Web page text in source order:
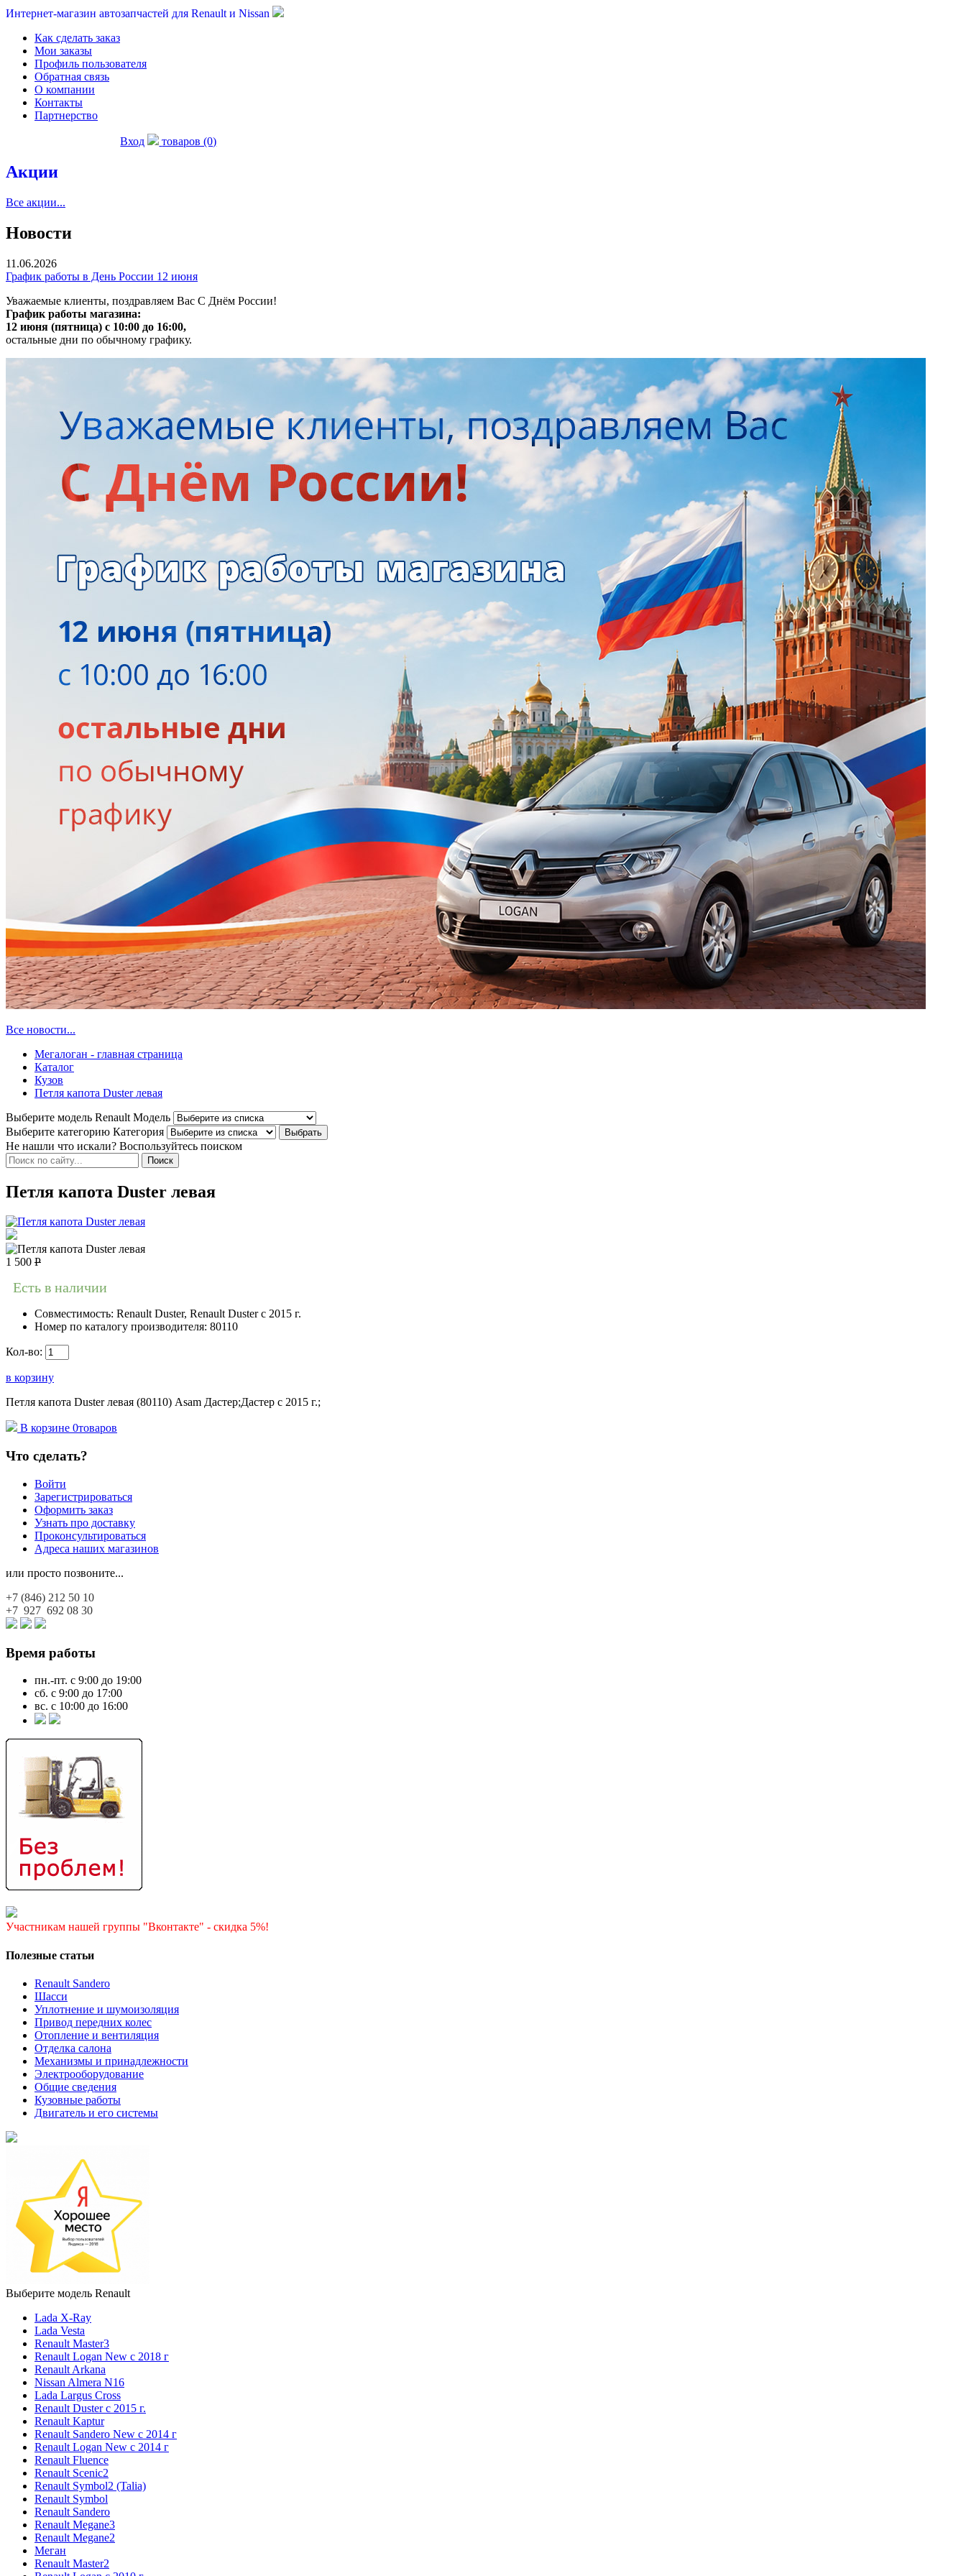
Интернет-магазин автозапчастей для Renault и Nissan
Как сделать заказ
Мои заказы
Профиль пользователя
Обратная связь
О компании
Контакты
Партнерство
Вход товаров (0)
Акции
Все акции...
Новости
11.06.2026
График работы в День России 12 июня
Уважаемые клиенты, поздравляем Вас С Днём России!
График работы магазина:
12 июня (пятница) с 10:00 до 16:00,
остальные дни по обычному графику.
Все новости...
Мегалоган - главная страница
Каталог
Кузов
Петля капота Duster левая
Выберите модель Renault Модель
Выберите категорию Категория
Не нашли что искали? Воспользуйтесь поиском
Петля капота Duster левая
1 500 Р
Есть в наличии
Совместимость: Renault Duster, Renault Duster с 2015 г.
Номер по каталогу производителя: 80110
Кол-во:
в корзину
Петля капота Duster левая (80110) Asam Дастер;Дастер с 2015 г.;
В корзине 0товаров
Что сделать?
Войти
Зарегистрироваться
Оформить заказ
Узнать про доставку
Проконсультироваться
Адреса наших магазинов
или просто позвоните...
+7 (846) 212 50 10
+7 927 692 08 30
Время работы
пн.-пт. с 9:00 до 19:00
сб. с 9:00 до 17:00
вс. с 10:00 до 16:00
Участникам нашей группы "Вконтакте" - скидка 5%!
Полезные статьи
Renault Sandero
Шасси
Уплотнение и шумоизоляция
Привод передних колес
Отопление и вентиляция
Отделка салона
Механизмы и принадлежности
Электрооборудование
Общие сведения
Кузовные работы
Двигатель и его системы
Выберите модель Renault
Lada X-Ray
Lada Vesta
Renault Master3
Renault Logan New с 2018 г
Renault Arkana
Nissan Almera N16
Lada Largus Cross
Renault Duster с 2015 г.
Renault Kaptur
Renault Sandero New с 2014 г
Renault Logan New с 2014 г
Renault Fluence
Renault Scenic2
Renault Symbol2 (Talia)
Renault Symbol
Renault Sandero
Renault Megane3
Renault Megane2
Меган
Renault Master2